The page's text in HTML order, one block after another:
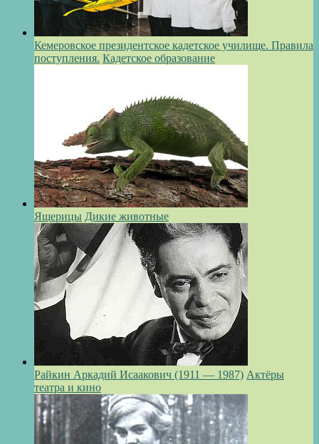
Кемеровское президентское кадетское училище. Правила
поступления. Кадетское образование
Ящерицы Дикие животные
Райкин Аркадий Исаакович (1911 — 1987) Актёры
театра и кино